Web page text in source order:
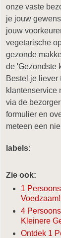
onze vaste
je jouw
jouw
vegetarische
gezonde
de 'Gezondste
Bestel je liever
klantenservice
via de
formulier en
meteen een
labels:
Zie ook:
1
Voedzaam!
4
Kleinere
Ontdek 1